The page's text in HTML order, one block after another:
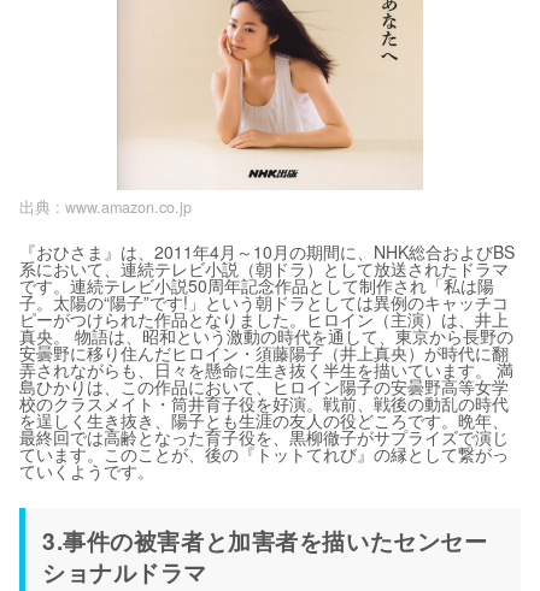
出典 : www.amazon.co.jp
『おひさま』は、2011年4月～10月の期間に、NHK総合およびBS
系において、連続テレビ小説（朝ドラ）として放送されたドラマ
です。連続テレビ小説50周年記念作品として制作され「私は陽
子。太陽の“陽子”です!」という朝ドラとしては異例のキャッチコ
ピーがつけられた作品となりました。ヒロイン（主演）は、井上
真央。 物語は、昭和という激動の時代を通して、東京から長野の
安曇野に移り住んだヒロイン・須藤陽子（井上真央）が時代に翻
弄されながらも、日々を懸命に生き抜く半生を描いています。 満
島ひかりは、この作品において、ヒロイン陽子の安曇野高等女学
校のクラスメイト・筒井育子役を好演。戦前、戦後の動乱の時代
を逞しく生き抜き、陽子とも生涯の友人の役どころです。晩年、
最終回では高齢となった育子役を、黒柳徹子がサプライズで演じ
ています。このことが、後の『トットてれび』の縁として繋がっ
ていくようです。
3.事件の被害者と加害者を描いたセンセー
ショナルドラマ